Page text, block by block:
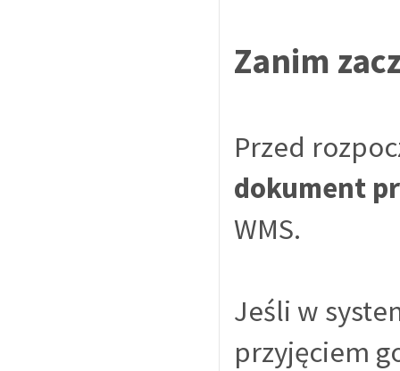
Zanim
Przed
dokument
WMS.
Jeśli w
przyjęciem